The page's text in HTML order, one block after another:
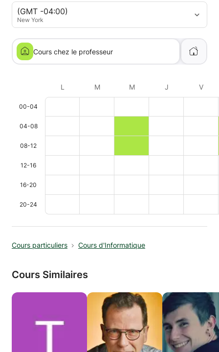
(GMT -04:00)
New York
Cours chez le professeur
L M M J V
00-04
04-08
08-12
12-16
16-20
20-24
Cours particuliers Cours d'Informatique
Cours Similaires